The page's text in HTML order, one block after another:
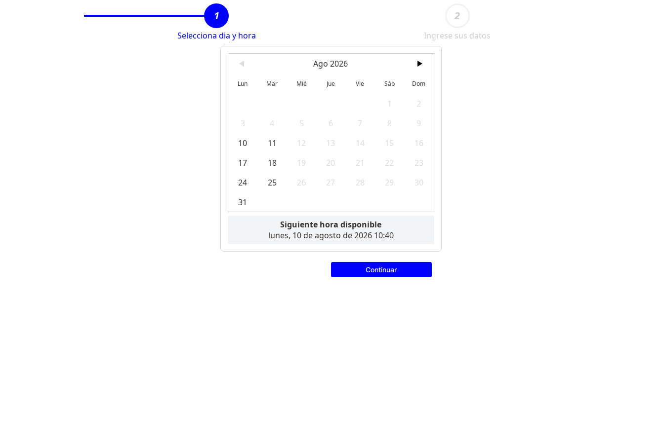
1
Selecciona dia y hora
2
Ingrese sus datos
Ago 2026
Lun Mar Mié Jue Vie Sáb Dom
1
2
3
4 5 6 7 8
9
10
11 12 13 14 15
16
17
18 19 20 21 22
23
24
25 26 27 28 29
30
31
Siguiente hora disponible
lunes, 10 de agosto de 2026 10:40
Continuar